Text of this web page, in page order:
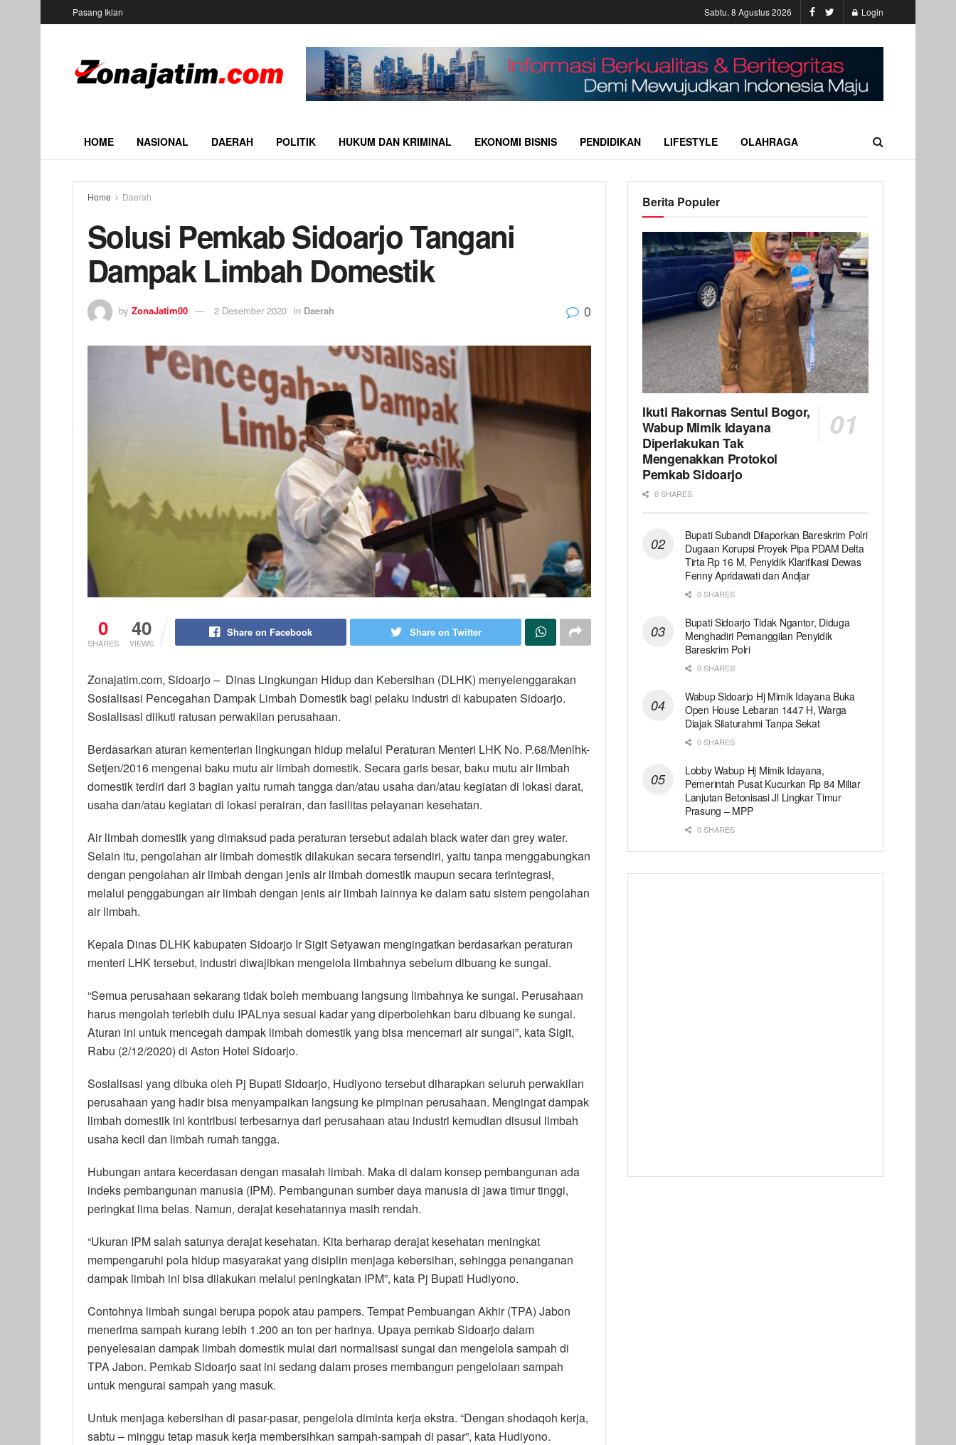
Pasang Iklan Sabtu, 8 Agustus 2026 Login
HOME NASIONAL DAERAH POLITIK HUKUM DAN KRIMINAL EKONOMI BISNIS PENDIDIKAN LIFESTYLE OLAHRAGA
Home Daerah
Solusi Pemkab Sidoarjo Tangani
Dampak Limbah Domestik
by ZonaJatim00 2 Desember 2020 in Daerah 0
0
SHARES
40
VIEWS
Share on Facebook Share on Twitter
Zonajatim.com, Sidoarjo – Dinas Lingkungan Hidup dan Kebersihan (DLHK) menyelenggarakan
Sosialisasi Pencegahan Dampak Limbah Domestik bagi pelaku industri di kabupaten Sidoarjo.
Sosialisasi diikuti ratusan perwakilan perusahaan.
Berdasarkan aturan kementerian lingkungan hidup melalui Peraturan Menteri LHK No. P.68/Menlhk-
Setjen/2016 mengenai baku mutu air limbah domestik. Secara garis besar, baku mutu air limbah
domestik terdiri dari 3 bagian yaitu rumah tangga dan/atau usaha dan/atau kegiatan di lokasi darat,
usaha dan/atau kegiatan di lokasi perairan, dan fasilitas pelayanan kesehatan.
Air limbah domestik yang dimaksud pada peraturan tersebut adalah black water dan grey water.
Selain itu, pengolahan air limbah domestik dilakukan secara tersendiri, yaitu tanpa menggabungkan
dengan pengolahan air limbah dengan jenis air limbah domestik maupun secara terintegrasi,
melalui penggabungan air limbah dengan jenis air limbah lainnya ke dalam satu sistem pengolahan
air limbah.
Kepala Dinas DLHK kabupaten Sidoarjo Ir Sigit Setyawan mengingatkan berdasarkan peraturan
menteri LHK tersebut, industri diwajibkan mengelola limbahnya sebelum dibuang ke sungai.
“Semua perusahaan sekarang tidak boleh membuang langsung limbahnya ke sungai. Perusahaan
harus mengolah terlebih dulu IPALnya sesuai kadar yang diperbolehkan baru dibuang ke sungai.
Aturan ini untuk mencegah dampak limbah domestik yang bisa mencemari air sungai”, kata Sigit,
Rabu (2/12/2020) di Aston Hotel Sidoarjo.
Sosialisasi yang dibuka oleh Pj Bupati Sidoarjo, Hudiyono tersebut diharapkan seluruh perwakilan
perusahaan yang hadir bisa menyampaikan langsung ke pimpinan perusahaan. Mengingat dampak
limbah domestik ini kontribusi terbesarnya dari perusahaan atau industri kemudian disusul limbah
usaha kecil dan limbah rumah tangga.
Hubungan antara kecerdasan dengan masalah limbah. Maka di dalam konsep pembangunan ada
indeks pembangunan manusia (IPM). Pembangunan sumber daya manusia di jawa timur tinggi,
peringkat lima belas. Namun, derajat kesehatannya masih rendah.
“Ukuran IPM salah satunya derajat kesehatan. Kita berharap derajat kesehatan meningkat
mempengaruhi pola hidup masyarakat yang disiplin menjaga kebersihan, sehingga penanganan
dampak limbah ini bisa dilakukan melalui peningkatan IPM”, kata Pj Bupati Hudiyono.
Contohnya limbah sungai berupa popok atau pampers. Tempat Pembuangan Akhir (TPA) Jabon
menerima sampah kurang lebih 1.200 an ton per harinya. Upaya pemkab Sidoarjo dalam
penyelesaian dampak limbah domestik mulai dari normalisasi sungai dan mengelola sampah di
TPA Jabon. Pemkab Sidoarjo saat ini sedang dalam proses membangun pengelolaan sampah
untuk mengurai sampah yang masuk.
Untuk menjaga kebersihan di pasar-pasar, pengelola diminta kerja ekstra. “Dengan shodaqoh kerja,
sabtu – minggu tetap masuk kerja membersihkan sampah-sampah di pasar”, kata Hudiyono.
Berita Populer
Ikuti Rakornas Sentul Bogor,
Wabup Mimik Idayana
Diperlakukan Tak
Mengenakkan Protokol
Pemkab Sidoarjo
0 SHARES
Bupati Subandi Dilaporkan Bareskrim Polri
Dugaan Korupsi Proyek Pipa PDAM Delta
Tirta Rp 16 M, Penyidik Klarifikasi Dewas
Fenny Apridawati dan Andjar
0 SHARES
Bupati Sidoarjo Tidak Ngantor, Diduga
Menghadiri Pemanggilan Penyidik
Bareskrim Polri
0 SHARES
Wabup Sidoarjo Hj Mimik Idayana Buka
Open House Lebaran 1447 H, Warga
Diajak Silaturahmi Tanpa Sekat
0 SHARES
Lobby Wabup Hj Mimik Idayana,
Pemerintah Pusat Kucurkan Rp 84 Miliar
Lanjutan Betonisasi Jl Lingkar Timur
Prasung – MPP
0 SHARES